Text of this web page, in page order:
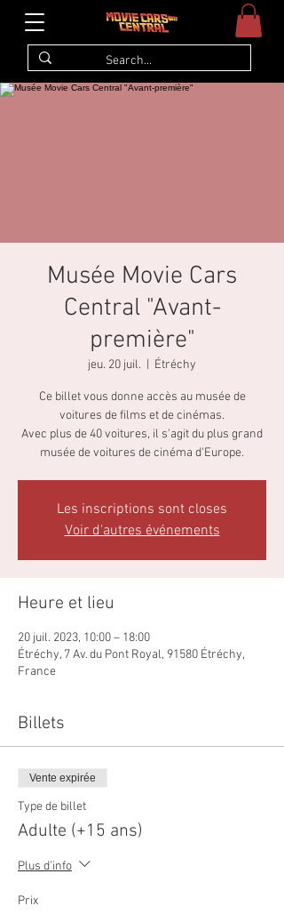
Musée Movie Cars
Central "Avant-
première"
jeu. 20 juil. Étréchy
Ce billet vous donne accès au musée de
voitures de films et de cinémas.
Avec plus de 40 voitures, il s'agit du plus grand
musée de voitures de cinéma d'Europe.
Les inscriptions sont closes
Voir d'autres événements
Heure et lieu
20 juil. 2023, 10:00 – 18:00
Étréchy, 7 Av. du Pont Royal, 91580 Étréchy,
France
Billets
Vente expirée
Type de billet
Adulte (+15 ans)
Plus d'info
Prix